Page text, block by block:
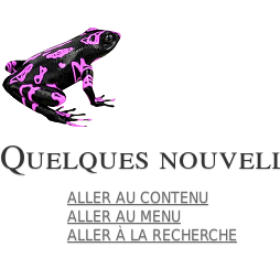
Quelques
ALLER AU CONTENU
ALLER AU MENU
ALLER À LA RECHERCHE